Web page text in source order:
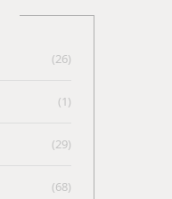
(26)
(1)
(29)
(68)